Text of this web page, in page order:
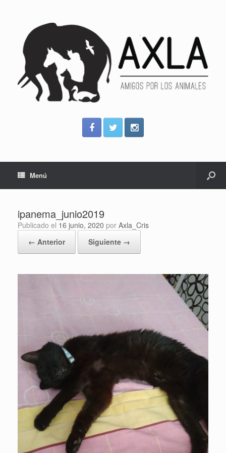
Menú
ipanema_junio2019
Publicado el 16 junio, 2020 por Axla_Cris
← Anterior
Siguiente →